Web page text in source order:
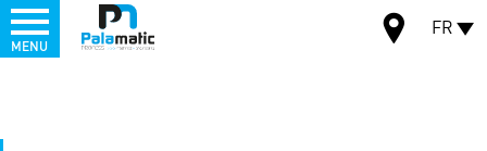
principal
Menu FR
MENU